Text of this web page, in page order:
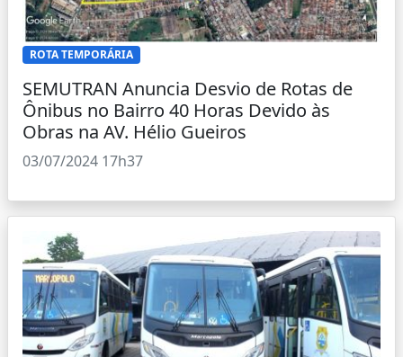
ROTA TEMPORÁRIA
SEMUTRAN Anuncia Desvio de Rotas de
Ônibus no Bairro 40 Horas Devido às
Obras na AV. Hélio Gueiros
03/07/2024 17h37